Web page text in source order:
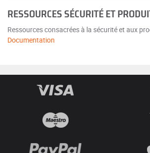
RESSOURCES SÉCURITÉ ET
Ressources consacrées à la sécurité et aux
Documentation